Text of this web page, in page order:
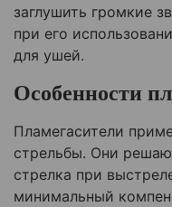
заглушить громкие
при его
для ушей.
Особенности
Пламегасители
стрельбы. Они
стрелка при
минимальный